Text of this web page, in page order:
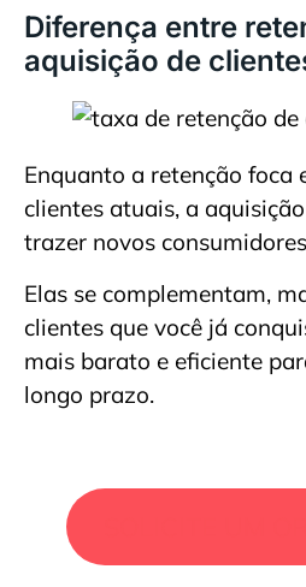
Diferença entre
aquisição de
Enquanto a retenção foca
clientes atuais, a
trazer novos
Elas se complementam,
clientes que você já
mais barato e eficiente
longo prazo.